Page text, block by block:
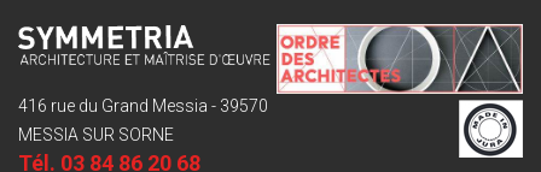
416 rue du Grand Messia - 39570
MESSIA SUR SORNE
Tél. 03 84 86 20 68